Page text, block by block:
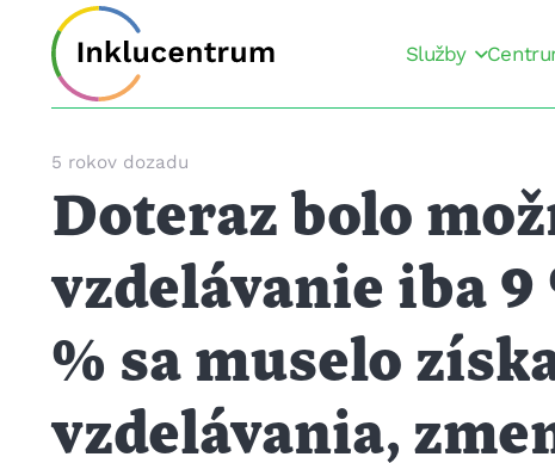
Služby
5 rokov dozadu
Doteraz bolo
vzdelávanie iba 9
% sa muselo
vzdelávania,